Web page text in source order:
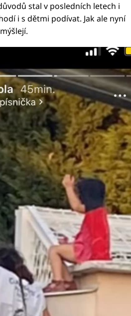
stal v posledních letech i
i s dětmi podívat. Jak ale nyní